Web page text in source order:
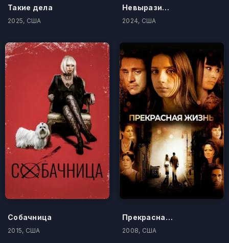
Такие дела
2025, США
Невыразимое: По ту сторону сна
2024, США
Собачница
2015, США
Прекрасная жизнь
2008, США